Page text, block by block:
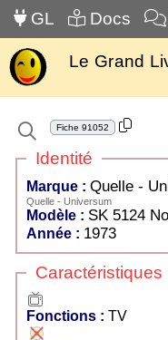
GL Docs
Le Grand
Fiche 91052
Identité
Marque : Quelle -
Quelle - Universum
Modèle : SK 5124
Année : 1973
Caractéristiques
Fonctions : TV